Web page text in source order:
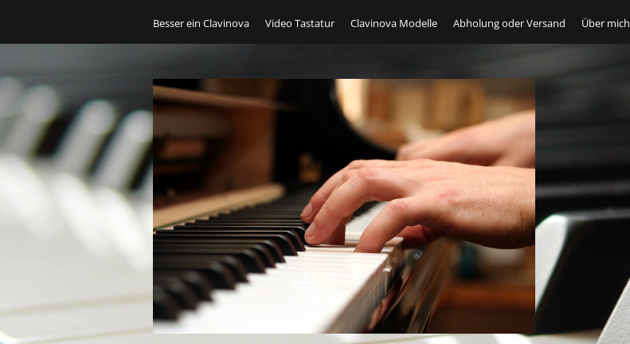
Besser ein Clavinova Video Tastatur Clavinova Modelle Abholung oder Versand Über mich